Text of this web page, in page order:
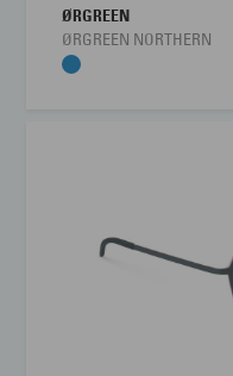
ØRGREEN
ØRGREEN NORTHERN